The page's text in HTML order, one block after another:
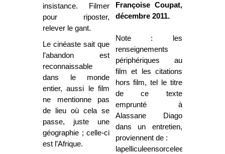
insistance. Filmer
pour riposter,
relever le gant.
Le cinéaste sait que
l’abandon est
reconnaissable
dans le monde
entier, aussi le film
ne mentionne pas
de lieu où cela se
passe, juste une
géographie ; celle-ci
est l’Afrique.
Françoise Coupat,
décembre 2011.
Note : les
renseignements
périphériques au
film et les citations
hors film, tel le titre
de ce texte
emprunté à
Alassane Diago
dans un entretien,
proviennent de :
lapelliculeensorcelee.org